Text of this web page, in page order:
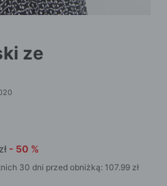
zł - 50 %
30 dni przed obniżką: 107.99 zł